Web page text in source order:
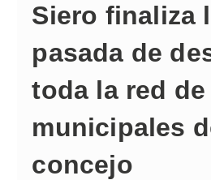
Siero finaliza
pasada de
toda la red
municipales
concejo